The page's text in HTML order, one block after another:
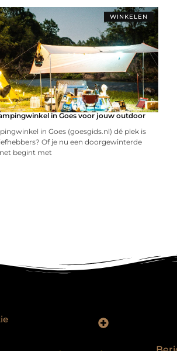
WINKELEN
in Goes voor jouw outdoor
in Goes (goesgids.nl) dé plek is
Of je nu een doorgewinterde
begint met